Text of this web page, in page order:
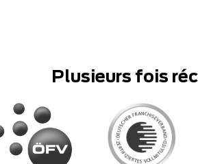
Plusieurs fois